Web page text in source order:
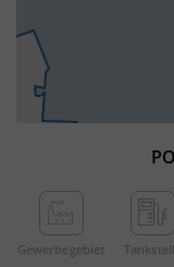
Gewerbe­gebiet